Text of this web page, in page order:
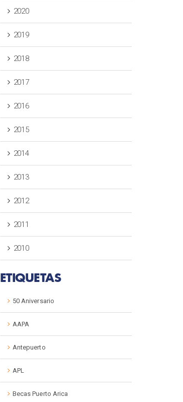
2020
2019
2018
2017
2016
2015
2014
2013
2012
2011
2010
ETIQUETAS
50 Aniversario
AAPA
Antepuerto
APL
Becas Puerto Arica